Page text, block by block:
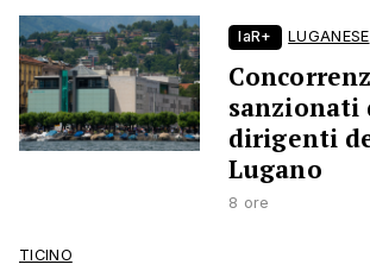
laR+ LUGANESE
sanzionati
dirigenti
Lugano
8 ore
TICINO